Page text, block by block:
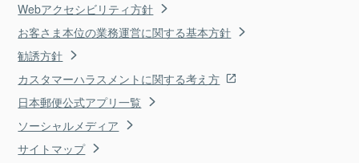
Webアクセシビリティ方針
お客さま本位の業務運営に関する基本方針
勧誘方針
カスタマーハラスメントに関する考え方
日本郵便公式アプリ一覧
ソーシャルメディア
サイトマップ